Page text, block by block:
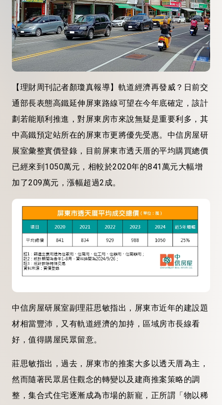
【理財周刊記者顏瓊真報導】軌道經濟再發威？日前交
通部長表態高鐵延伸屏東路線可望在今年底確定，該計
劃若能順利推進，對屏東房市來說無疑是重要利多，其
中高鐵預定站所在的屏東市更將優先受惠。中信房屋研
展室彙整實價登錄，目前屏東市透天厝的平均購買總價
已經來到1050萬元，相較於2020年的841萬元大幅增
加了209萬元，漲幅超過2成。
中信房屋研展室副理莊思敏指出，屏東市近年的建設題
材相當豐沛，又有軌道經濟的加持，區域房市長線看
好，值得購屋民眾留意。
莊思敏指出，過去，屏東市的推案大多以透天厝為主，
然而隨著民眾居住觀念的轉變以及建商推案策略的調
整，集合式住宅逐漸成為市場的新寵，正所謂「物以稀